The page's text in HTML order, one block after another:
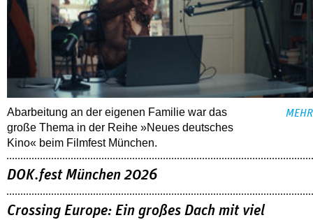
Abarbeitung an der eigenen Familie war das
große Thema in der Reihe »Neues deutsches
Kino« beim Filmfest München.
MEHR
DOK.fest München 2026
Crossing Europe: Ein großes Dach mit viel